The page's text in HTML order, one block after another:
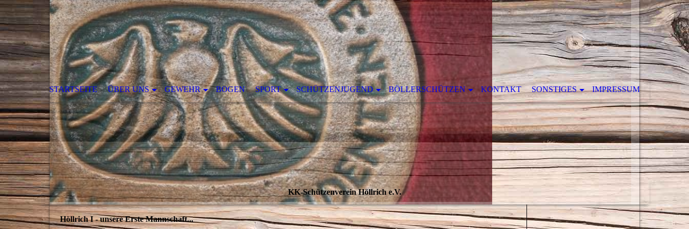
STARTSEITE ÜBER UNS GEWEHR BOGEN SPORT SCHÜTZENJUGEND BÖLLERSCHÜTZEN KONTAKT SONSTIGES IMPRESSUM
KK-Schützenverein Höllrich e.V.
Höllrich I - unsere Erste Mannschaft...